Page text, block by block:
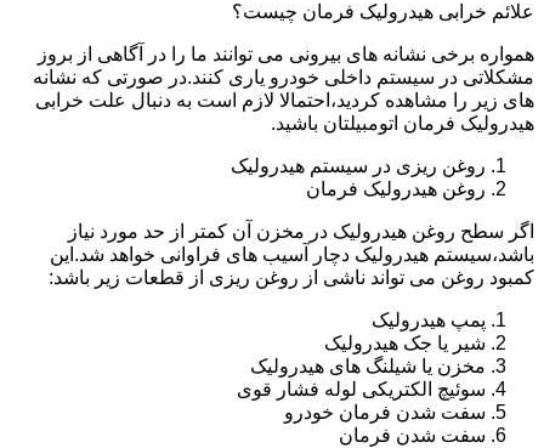
علائم خرابی هیدرولیک فرمان چیست؟
همواره برخی نشانه های بیرونی می توانند ما را در آگاهی از بروز
مشکلاتی در سیستم داخلی خودرو یاری کنند.در صورتی که نشانه
های زیر را مشاهده کردید،احتمالا لازم است به دنبال علت خرابی
هیدرولیک فرمان اتومبیلتان باشید.
روغن ریزی در سیستم هیدرولیک
روغن هیدرولیک فرمان
اگر سطح روغن هیدرولیک در مخزن آن کمتر از حد مورد نیاز
باشد،سیستم هیدرولیک دچار آسیب های فراوانی خواهد شد.این
کمبود روغن می تواند ناشی از روغن ریزی از قطعات زیر باشد:
پمپ هیدرولیک
شیر یا جک هیدرولیک
مخزن یا شیلنگ های هیدرولیک
سوئیچ الکتریکی لوله فشار قوی
سفت شدن فرمان خودرو
سفت شدن فرمان